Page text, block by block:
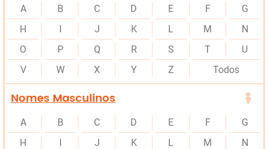
A B C D E F
G
H
I J K L M
N
O
P Q R S T
U
V
W X Y Z Todos
Nomes Masculinos
A B C D E F
G
H
I J K L M
N